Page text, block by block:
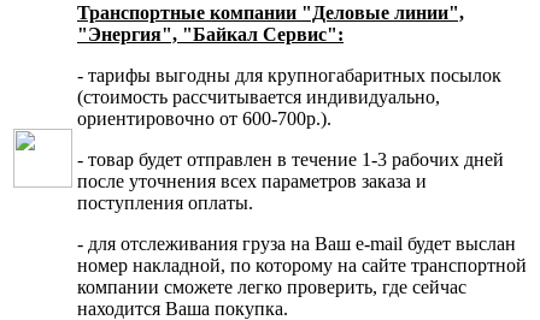
Транспортные компании "Деловые линии",
"Энергия", "Байкал Сервис":
- тарифы выгодны для крупногабаритных посылок
(стоимость рассчитывается индивидуально,
ориентировочно от 600-700р.).
- товар будет отправлен в течение 1-3 рабочих дней
после уточнения всех параметров заказа и
поступления оплаты.
- для отслеживания груза на Ваш e-mail будет выслан
номер накладной, по которому на сайте транспортной
компании сможете легко проверить, где сейчас
находится Ваша покупка.